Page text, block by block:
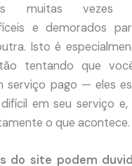
muitas vezes
e demorados
Isto é
tentando que
serviço pago — eles
em seu serviço
o que acontece.
do site podem